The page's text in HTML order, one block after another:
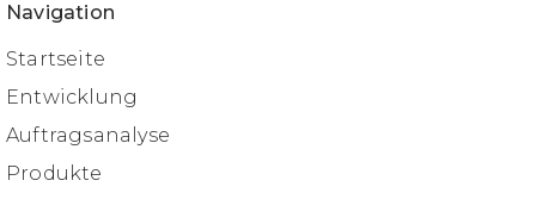
Navigation
Startseite
Entwicklung
Auftragsanalyse
Produkte